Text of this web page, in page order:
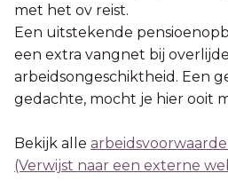
met het ov reist.
Een uitstekende
een extra vangnet bij
arbeidsongeschiktheid. Een
gedachte, mocht je hier ooit
Bekijk alle
(Verwijst naar een externe